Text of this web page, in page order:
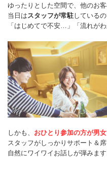
ゆったりとした空間で、他のお
当日は スタッフが常駐しているの
「はじめてで不安…」「流れが
しかも、 おひとり参加の方が男
スタッフがしっかりサポート＆席
自然にワイワイお話しが弾みま